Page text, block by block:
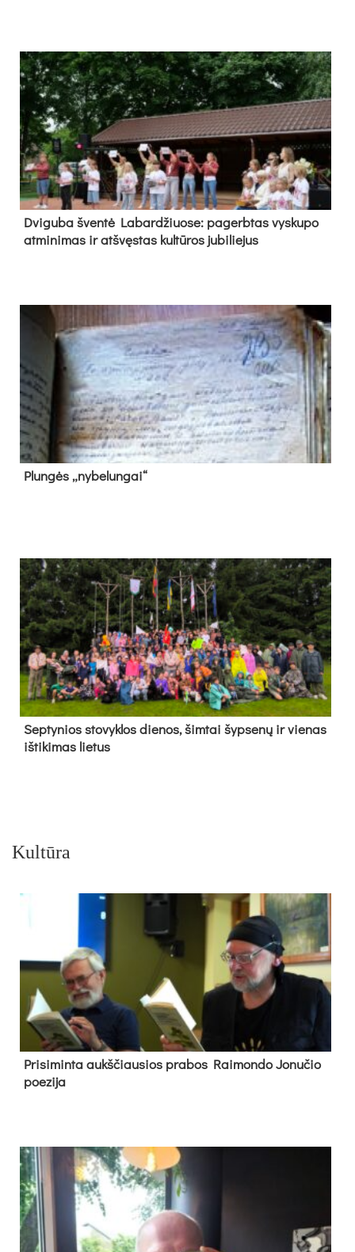
Dvi­gu­ba šven­tė La­bar­džiuo­se: pa­gerb­tas vys­ku­po
at­mi­ni­mas ir at­švęs­tas kul­tū­ros ju­bi­lie­jus
Plun­gės „ny­be­lun­gai“
Sep­ty­nios sto­vyk­los die­nos, šim­tai šyp­se­nų ir vie­nas
iš­ti­ki­mas lie­tus
Kultūra
Pri­si­min­ta aukš­čiau­sios pra­bos Rai­mon­do Jo­nu­čio
poe­zi­ja